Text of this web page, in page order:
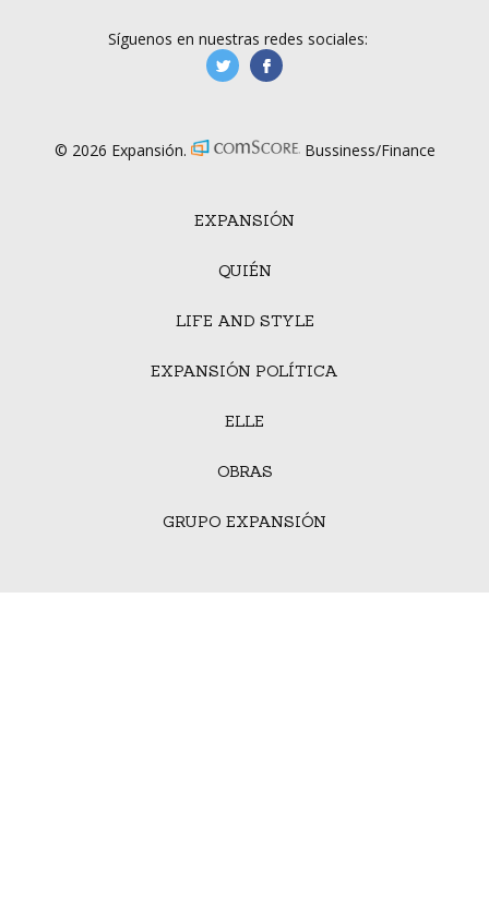
EXPANSIÓN
QUIÉN
LIFE AND STYLE
EXPANSIÓN POLÍTICA
ELLE
OBRAS
GRUPO EXPANSIÓN
Síguenos en nuestras redes sociales:
manufacturaGE
© 2026 Expansión. Bussiness/Finance